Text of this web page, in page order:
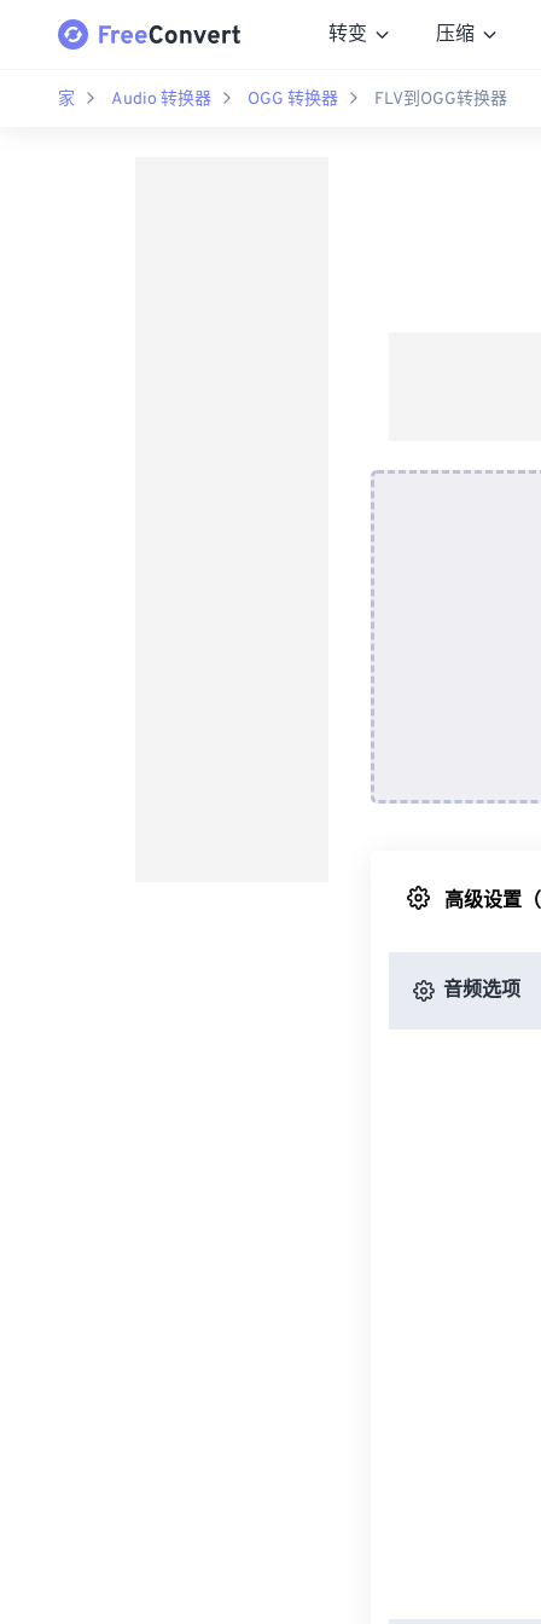
转变 压缩
家 Audio 转换器 OGG 转换器 FLV到OGG转换器
高级设置
音频选项